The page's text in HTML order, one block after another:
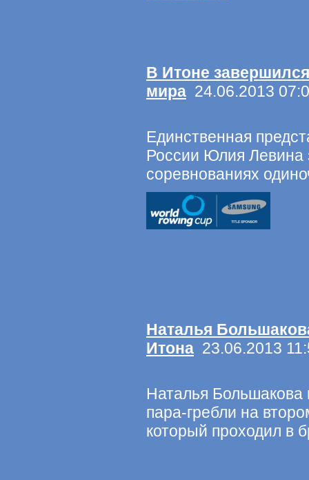
В Итоне
мира 24.06.2013
Единственная
России Юлия Левина
соревнованиях
Наталья
Итона 23.06.2013
Наталья Большакова
пара-гребли на
который проходил в